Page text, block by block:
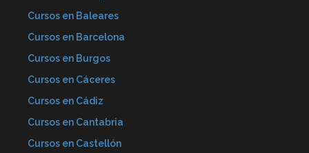
Cursos en Baleares
Cursos en Barcelona
Cursos en Burgos
Cursos en Cáceres
Cursos en Cádiz
Cursos en Cantabria
Cursos en Castellón